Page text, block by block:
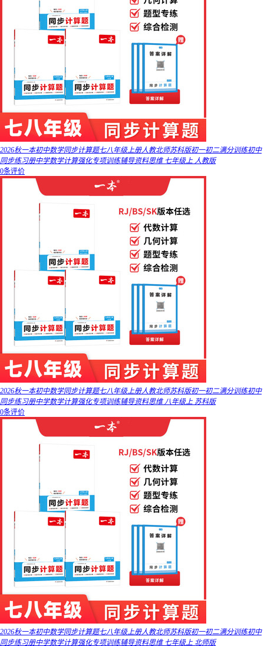
2026秋一本初中数学同步计算题七八年级上册人教北师苏科版初一初二满分训练初中
同步练习册中学数学计算强化专项训练辅导资料思维 七年级上 人教版
0条评价
2026秋一本初中数学同步计算题七八年级上册人教北师苏科版初一初二满分训练初中
同步练习册中学数学计算强化专项训练辅导资料思维 八年级上 苏科版
0条评价
2026秋一本初中数学同步计算题七八年级上册人教北师苏科版初一初二满分训练初中
同步练习册中学数学计算强化专项训练辅导资料思维 七年级上 北师版